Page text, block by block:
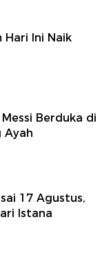
Hari Ini Naik
Berduka di
Ayah
17 Agustus,
Istana